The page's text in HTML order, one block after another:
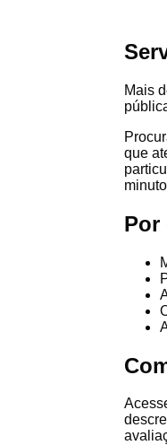
Mais
que
Por